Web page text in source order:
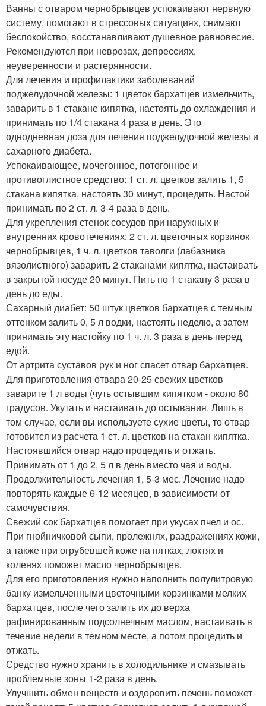
Ванны с отваром чернобрывцев успокаивают нервную
систему, помогают в стрессовых ситуациях, снимают
беспокойство, восстанавливают душевное равновесие.
Рекомендуются при неврозах, депрессиях,
неуверенности и растерянности.
Для лечения и профилактики заболеваний
поджелудочной железы: 1 цветок бархатцев измельчить,
заварить в 1 стакане кипятка, настоять до охлаждения и
принимать по 1/4 стакана 4 раза в день. Это
однодневная доза для лечения поджелудочной железы и
сахарного диабета.
Успокаивающее, мочегонное, потогонное и
противоглистное средство: 1 ст. л. цветков залить 1, 5
стакана кипятка, настоять 30 минут, процедить. Настой
принимать по 2 ст. л. 3-4 раза в день.
Для укрепления стенок сосудов при наружных и
внутренних кровотечениях: 2 ст. л. цветочных корзинок
чернобрывцев, 1 ч. л. цветков таволги (лабазника
вязолистного) заварить 2 стаканами кипятка, настаивать
в закрытой посуде 20 минут. Пить по 1 стакану 3 раза в
день до еды.
Сахарный диабет: 50 штук цветков бархатцев с темным
оттенком залить 0, 5 л водки, настоять неделю, а затем
принимать эту настойку по 1 ч. л. 3 раза в день перед
едой.
От артрита суставов рук и ног спасет отвар бархатцев.
Для приготовления отвара 20-25 свежих цветков
заварите 1 л воды (чуть остывшим кипятком - около 80
градусов. Укутать и настаивать до остывания. Лишь в
том случае, если вы используете сухие цветы, то отвар
готовится из расчета 1 ст. л. цветков на стакан кипятка.
Настоявшийся отвар надо процедить и отжать.
Принимать от 1 до 2, 5 л в день вместо чая и воды.
Продолжительность лечения 1, 5-3 мес. Лечение надо
повторять каждые 6-12 месяцев, в зависимости от
самочувствия.
Свежий сок бархатцев помогает при укусах пчел и ос.
При гнойничковой сыпи, пролежнях, раздражениях кожи,
а также при огрубевшей коже на пятках, локтях и
коленях поможет масло чернобрывцев.
Для его приготовления нужно наполнить полулитровую
банку измельченными цветочными корзинками мелких
бархатцев, после чего залить их до верха
рафинированным подсолнечным маслом, настаивать в
течение недели в темном месте, а потом процедить и
отжать.
Средство нужно хранить в холодильнике и смазывать
проблемные зоны 1-2 раза в день.
Улучшить обмен веществ и оздоровить печень поможет